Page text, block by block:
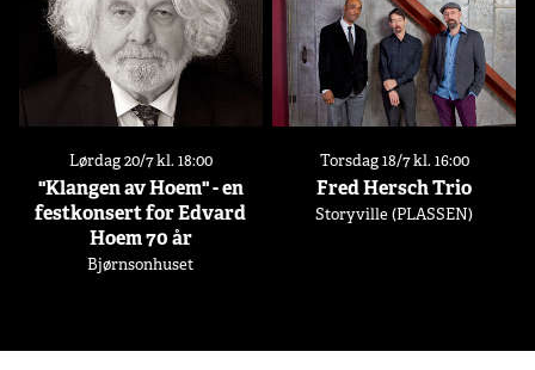
Lørdag 20/7 kl. 18:00
"Klangen av Hoem" - en
festkonsert for Edvard
Hoem 70 år
Bjørnsonhuset
Torsdag 18/7 kl. 16:00
Fred Hersch Trio
Storyville (PLASSEN)